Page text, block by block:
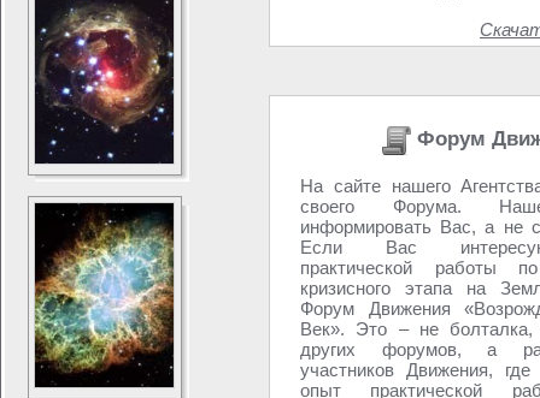
Форум
На сайте нашего
своего Форума.
информировать Вас, а не
Если Вас
практической работы
кризисного этапа на
Форум Движения
Век». Это – не болталка,
других форумов, а
участников Движения,
опыт практической